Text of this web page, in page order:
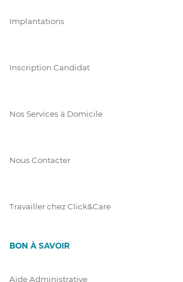
Implantations
Inscription Candidat
Nos Services à Domicile
Nous Contacter
Travailler chez Click&Care
BON À SAVOIR
Aide Administrative